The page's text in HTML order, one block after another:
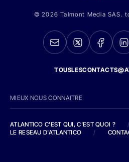
© 2026 Talmont Media SAS.
MIEUX NOUS CONNAITRE
ATLANTICO C'EST QUI, C'EST QUOI ?
/
LE RESEAU D'ATLANTICO
/